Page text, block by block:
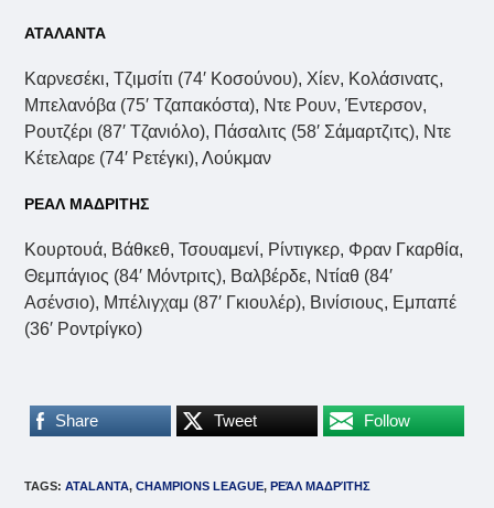
ΑΤΑΛΑΝΤΑ
Καρνεσέκι, Τζιμσίτι (74′ Κοσούνου), Χίεν, Κολάσινατς,
Μπελανόβα (75′ Τζαπακόστα), Ντε Ρουν, Έντερσον,
Ρουτζέρι (87′ Τζανιόλο), Πάσαλιτς (58′ Σάμαρτζιτς), Ντε
Κέτελαρε (74′ Ρετέγκι), Λούκμαν
ΡΕΑΛ ΜΑΔΡΙΤΗΣ
Κουρτουά, Βάθκεθ, Τσουαμενί, Ρίντιγκερ, Φραν Γκαρθία,
Θεμπάγιος (84′ Μόντριτς), Βαλβέρδε, Ντίαθ (84′
Ασένσιο), Μπέλιγχαμ (87′ Γκιουλέρ), Βινίσιους, Εμπαπέ
(36′ Ροντρίγκο)
Share Tweet Follow
TAGS:ATALANTA, CHAMPIONS LEAGUE, ΡΕΆΛ ΜΑΔΡΊΤΗΣ